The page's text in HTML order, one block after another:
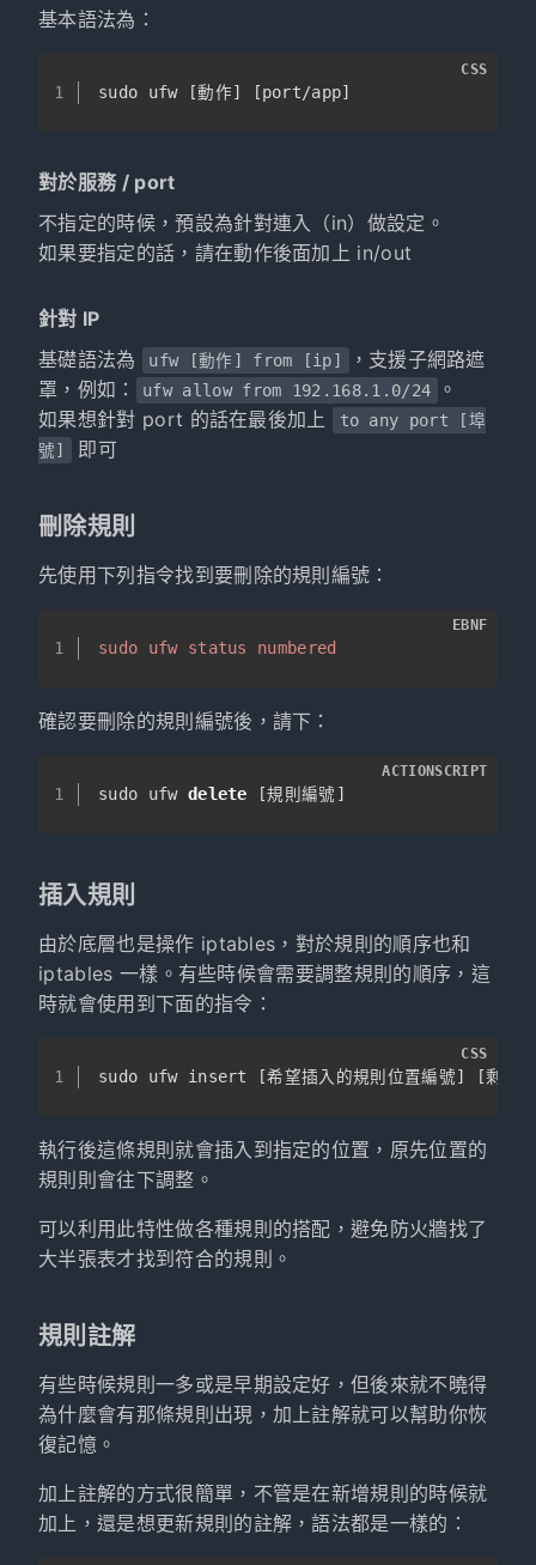
基本語法為：
1 sudo ufw [動作] [port/app]
CSS
對於服務 / port
不指定的時候，預設為針對連入（in）做設定。
如果要指定的話，請在動作後面加上 in/out
針對 IP
基礎語法為
ufw [動作] from [ip]
，支援子網路遮
罩，例如：
ufw allow from 192.168.1.0/24
。
如果想針對 port 的話在最後加上
to any port [埠
號]
即可
刪除規則
先使用下列指令找到要刪除的規則編號：
1 sudo ufw status numbered
EBNF
確認要刪除的規則編號後，請下：
1 sudo ufw delete [規則編號]
ACTIONSCRIPT
插入規則
由於底層也是操作 iptables，對於規則的順序也和
iptables 一樣。有些時候會需要調整規則的順序，這
時就會使用到下面的指令：
1 sudo ufw insert [希望插入的規則位置編號] [剩下
CSS
執行後這條規則就會插入到指定的位置，原先位置的
規則則會往下調整。
可以利用此特性做各種規則的搭配，避免防火牆找了
大半張表才找到符合的規則。
規則註解
有些時候規則一多或是早期設定好，但後來就不曉得
為什麼會有那條規則出現，加上註解就可以幫助你恢
復記憶。
加上註解的方式很簡單，不管是在新增規則的時候就
加上，還是想更新規則的註解，語法都是一樣的：